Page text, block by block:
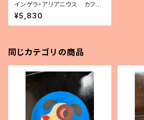
インゲラ・アリアニウス カフェ
オーナーなりきりセット
¥5,830
同じカテゴリの商品